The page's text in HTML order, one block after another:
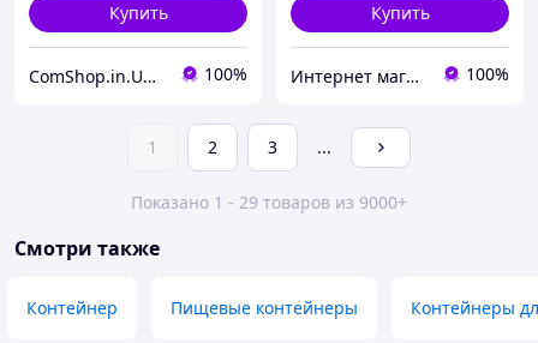
Купить
ComShop.in.UA - Магазин ТМ ComShop 100%
Купить
Интернет магазин "Таратория" 100%
1 2 3 ...
Показано 1 - 29 товаров из 9000+
Смотри также
Контейнер Пищевые контейнеры Контейнеры